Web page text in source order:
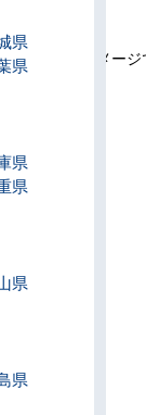
の画像はイメー
県
県
県
県
県
県